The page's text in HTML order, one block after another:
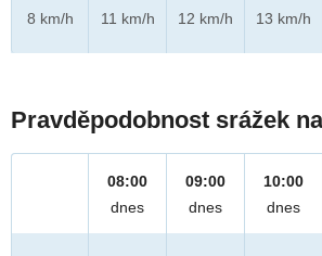
8 km/h
11 km/h
12 km/h
13 km/h
Pravděpodobnost srážek
08:00
dnes
09:00
dnes
10:00
dnes